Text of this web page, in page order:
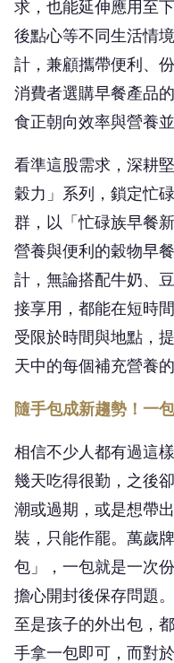
求，也能延伸應用至
後點心等不同生活情
計，兼顧攜帶便利、
消費者選購早餐產品
食正朝向效率與營養
看準這股需求，深耕
穀力」系列，鎖定忙
群，以「忙碌族早餐
營養與便利的穀物早
計，無論搭配牛奶、
接享用，都能在短時
受限於時間與地點，
天中的每個補充營養的
隨手包成新趨勢！一
相信不少人都有過這
幾天吃得很勤，之後
潮或過期，或是想帶
裝，只能作罷。萬歲
包」，一包就是一次
擔心開封後保存問題
至是孩子的外出包，
手拿一包即可，而對